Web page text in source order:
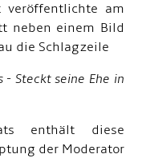
veröffentlichte am
neben einem Bild
die Schlagzeile
- Steckt seine Ehe in
enthält diese
der Moderator